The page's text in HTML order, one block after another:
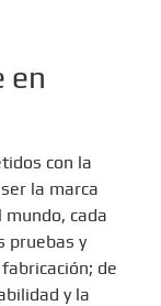
en
con la
la marca
cada
pruebas y
de
y la